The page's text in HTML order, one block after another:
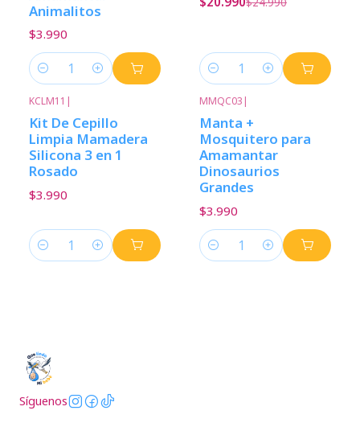
Animalitos
$3.990
Cantidad Cantidad
KCLM11 |
Kit De Cepillo
Limpia Mamadera
Silicona 3 en 1
Rosado
$3.990
Cantidad
MMQC03 |
Manta +
Mosquitero para
Amamantar
Dinosaurios
Grandes
$3.990
Cantidad
Síguenos